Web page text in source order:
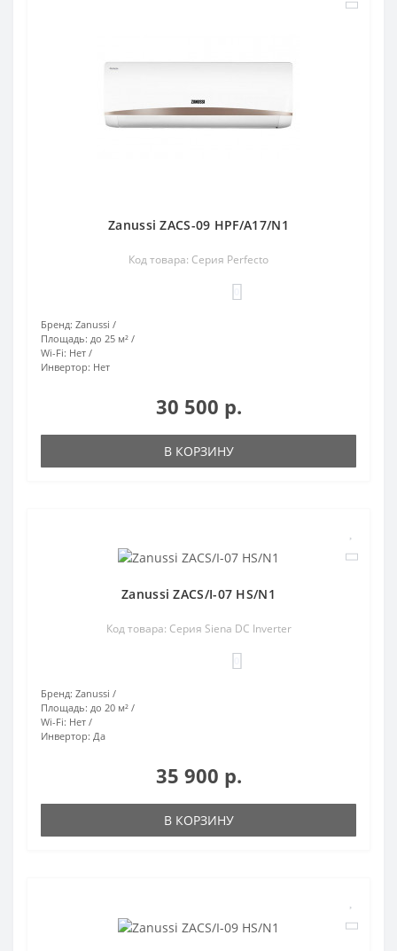
Zanussi ZACS-09 HPF/A17/N1
Код товара: Серия Perfecto
Бренд: Zanussi
Площадь: до 25 м²
Wi-Fi: Нет
Инвертор: Нет
30 500 р.
В КОРЗИНУ
Zanussi ZACS/I-07 HS/N1
Код товара: Серия Siena DC Inverter
Бренд: Zanussi
Площадь: до 20 м²
Wi-Fi: Нет
Инвертор: Да
35 900 р.
В КОРЗИНУ